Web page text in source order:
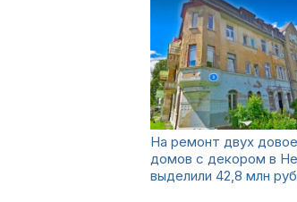
На ремонт двух
домов с декором в
выделили 42,8 млн